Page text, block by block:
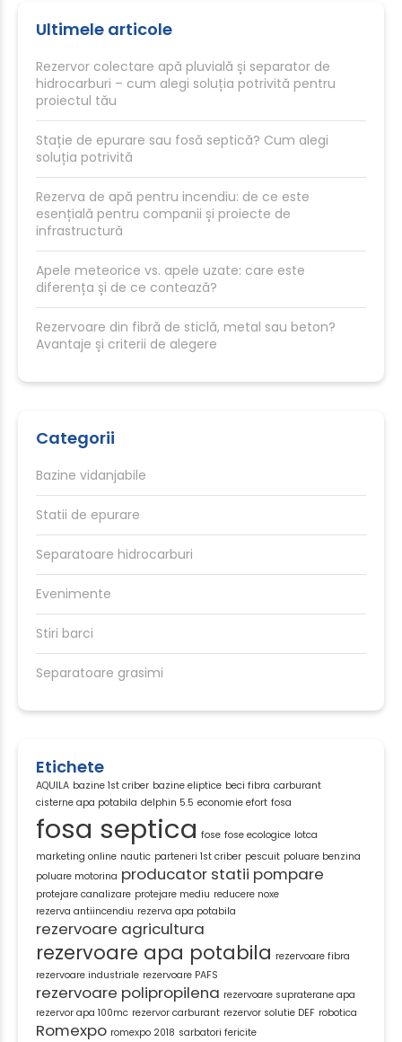
Ultimele articole
Rezervor colectare apă pluvială și separator de
hidrocarburi – cum alegi soluția potrivită pentru
proiectul tău
Stație de epurare sau fosă septică? Cum alegi
soluția potrivită
Rezerva de apă pentru incendiu: de ce este
esențială pentru companii și proiecte de
infrastructură
Apele meteorice vs. apele uzate: care este
diferența și de ce contează?
Rezervoare din fibră de sticlă, metal sau beton?
Avantaje și criterii de alegere
Categorii
Bazine vidanjabile
Statii de epurare
Separatoare hidrocarburi
Evenimente
Stiri barci
Separatoare grasimi
Etichete
AQUILA bazine 1st criber bazine eliptice beci fibra carburant
cisterne apa potabila delphin 5.5 economie efort fosa
fosa septica fose fose ecologice lotca
marketing online nautic parteneri 1st criber pescuit poluare benzina
poluare motorina producator statii pompare
protejare canalizare protejare mediu reducere noxe
rezerva antiincendiu rezerva apa potabila
rezervoare agricultura
rezervoare apa potabila rezervoare fibra
rezervoare industriale rezervoare PAFS
rezervoare polipropilena rezervoare supraterane apa
rezervor apa 100mc rezervor carburant rezervor solutie DEF robotica
Romexpo romexpo 2018 sarbatori fericite